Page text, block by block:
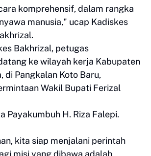
komprehensif, dalam rangka
manusia," ucap Kadiskes
Bakhrizal, petugas
ke wilayah kerja Kabupaten
di Pangkalan Koto Baru,
Wakil Bupati Ferizal
Payakumbuh H. Riza Falepi.
kita siap menjalani perintah
misi yang dibawa adalah